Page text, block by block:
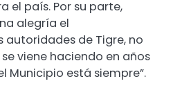
el país. Por su parte,
alegría el
de Tigre, no
viene haciendo en años
Municipio está siempre”.